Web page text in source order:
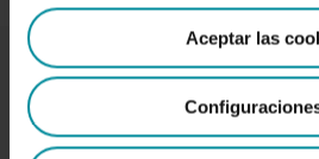
“Detalles”. También puede
como cambiar el consentimiento
desde nuestraPolítica de
Aceptar las